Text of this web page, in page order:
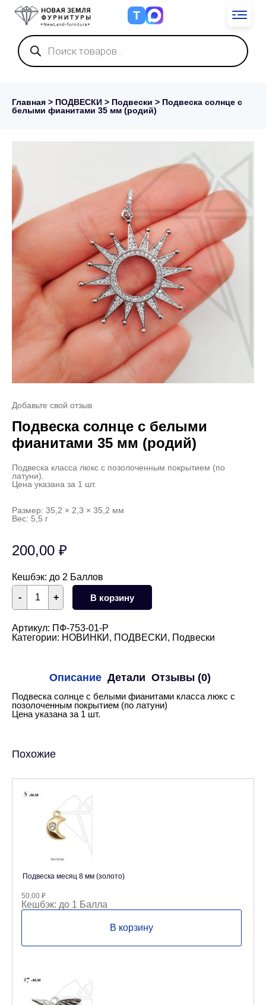
Т
Поиск
товаров
Главная > ПОДВЕСКИ > Подвески > Подвеска солнце с
белыми фианитами 35 мм (родий)
Добавьте свой отзыв
Подвеска солнце с белыми
фианитами 35 мм (родий)
Подвеска класса люкс с позолоченным покрытием (по
латуни).
Цена указана за 1 шт.
Размер: 35,2 × 2,3 × 35,2 мм
Вес: 5,5 г
200,00 ₽
Кешбэк: до 2 Баллов
+
Количество
товара
Подвеска
с
белыми
(родий)
- В корзину
Артикул: ПФ-753-01-Р
Категории: НОВИНКИ , ПОДВЕСКИ , Подвески
Описание Детали Отзывы (0)
Подвеска солнце с белыми фианитами класса люкс с
позолоченным покрытием (по латуни)
Цена указана за 1 шт.
Похожие
Подвеска месяц 8 мм (золото)
50,00 ₽
Кешбэк: до 1 Балла
В корзину